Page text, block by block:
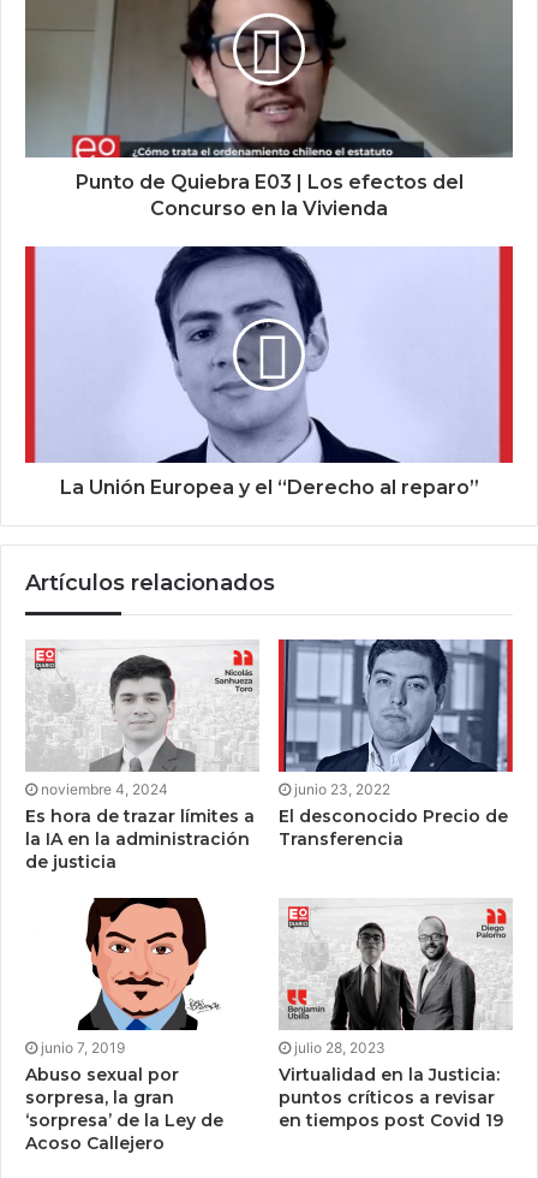
Punto de Quiebra E03 | Los efectos del
Concurso en la Vivienda
La Unión Europea y el “Derecho al reparo”
Artículos relacionados
noviembre 4, 2024
Es hora de trazar límites a
la IA en la administración
de justicia
junio 23, 2022
El desconocido Precio de
Transferencia
junio 7, 2019
Abuso sexual por
sorpresa, la gran
‘sorpresa’ de la Ley de
Acoso Callejero
julio 28, 2023
Virtualidad en la Justicia:
puntos críticos a revisar
en tiempos post Covid 19